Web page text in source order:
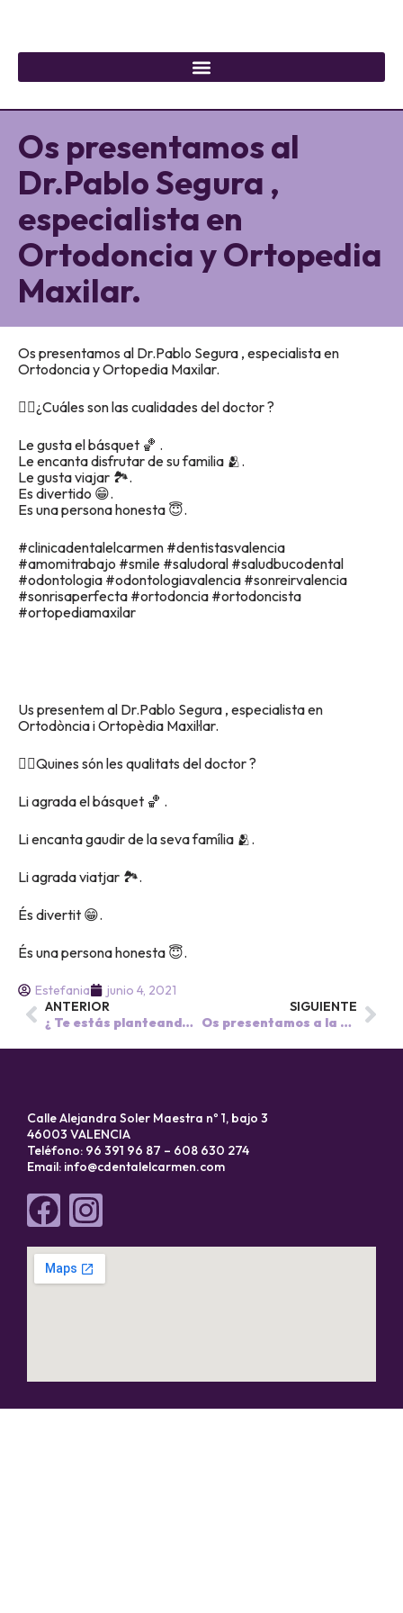
Os presentamos al
Dr.Pablo Segura ,
especialista en
Ortodoncia y Ortopedia
Maxilar.
Os presentamos al Dr.Pablo Segura , especialista en
Ortodoncia y Ortopedia Maxilar.
👉🏽¿Cuáles son las cualidades del doctor ?
Le gusta el básquet 🏀 .
Le encanta disfrutar de su familia 🫂.
Le gusta viajar 🏞.
Es divertido 😁.
Es una persona honesta 😇.
#clinicadentalelcarmen #dentistasvalencia
#amomitrabajo #smile #saludoral #saludbucodental
#odontologia #odontologiavalencia #sonreirvalencia
#sonrisaperfecta #ortodoncia #ortodoncista
#ortopediamaxilar
Us presentem al Dr.Pablo Segura , especialista en
Ortodòncia i Ortopèdia Maxil·lar.
👉🏽Quines són les qualitats del doctor ?
Li agrada el básquet 🏀 .
Li encanta gaudir de la seva família 🫂.
Li agrada viatjar 🏞.
És divertit 😁.
És una persona honesta 😇.
Estefania
junio 4, 2021
ANTERIOR
¿ Te estás planteando ponerte ortodoncia y que no se note nada ?
SIGUIENTE
Os presentamos a la Dra.Regina Parra , especialista en odontopediatría.
Calle Alejandra Soler Maestra nº 1, bajo 3
46003 VALENCIA
Teléfono: 96 391 96 87 – 608 630 274
Email: info@cdentalelcarmen.com